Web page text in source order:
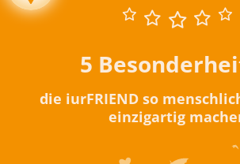
5
die iurFRIEND so
einzigartig